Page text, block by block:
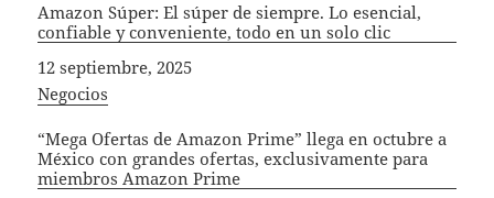
Amazon Súper: El súper de siempre. Lo esencial,
confiable y conveniente, todo en un solo clic
Fecha
12 septiembre, 2025
In relation to
Negocios
“Mega Ofertas de Amazon Prime” llega en octubre a
México con grandes ofertas, exclusivamente para
miembros Amazon Prime